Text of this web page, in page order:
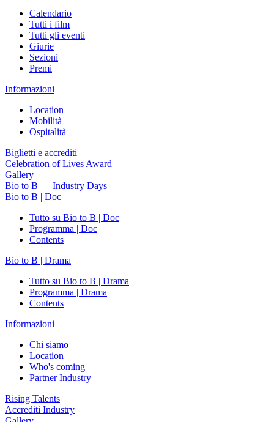
Calendario
Tutti i film
Tutti gli eventi
Giurie
Sezioni
Premi
Informazioni
Location
Mobilità
Ospitalità
Biglietti e accrediti
Celebration of Lives Award
Gallery
Bio to B — Industry Days
Bio to B | Doc
Tutto su Bio to B | Doc
Programma | Doc
Contents
Bio to B | Drama
Tutto su Bio to B | Drama
Programma | Drama
Contents
Informazioni
Chi siamo
Location
Who's coming
Partner Industry
Rising Talents
Accrediti Industry